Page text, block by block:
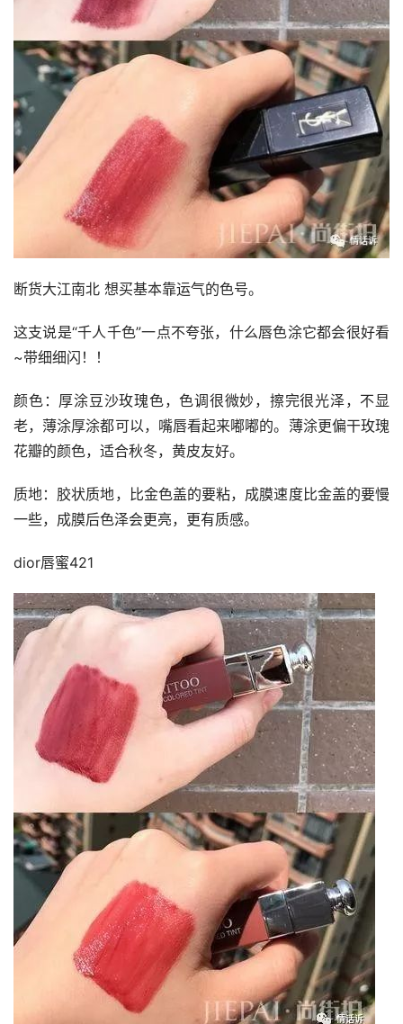
断货大江南北 想买基本靠运气的色号。
这支说是“千人千色”一点不夸张，什么唇色涂它都会很好看
~带细细闪！！
颜色：厚涂豆沙玫瑰色，色调很微妙，擦完很光泽，不显
老，薄涂厚涂都可以，嘴唇看起来嘟嘟的。薄涂更偏干玫瑰
花瓣的颜色，适合秋冬，黄皮友好。
质地：胶状质地，比金色盖的要粘，成膜速度比金盖的要慢
一些，成膜后色泽会更亮，更有质感。
dior唇蜜421